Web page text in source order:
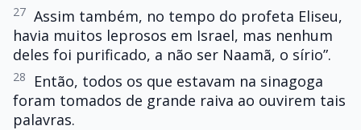
27 Assim também, no tempo do profeta Eliseu,
havia muitos leprosos em Israel, mas nenhum
deles foi purificado, a não ser Naamã, o sírio”.
28
Então, todos os que estavam na sinagoga
foram tomados de grande raiva ao ouvirem tais
palavras.